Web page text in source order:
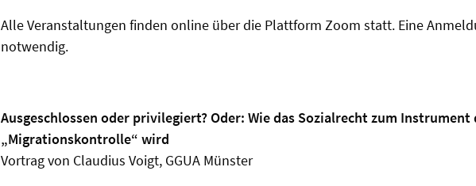
Alle Veranstaltungen finden online über die Plattform Zoom statt. Eine
notwendig.
Ausgeschlossen oder privilegiert? Oder: Wie das Sozialrecht zum Instrument
„Migrationskontrolle“ wird
Vortrag von Claudius Voigt, GGUA Münster